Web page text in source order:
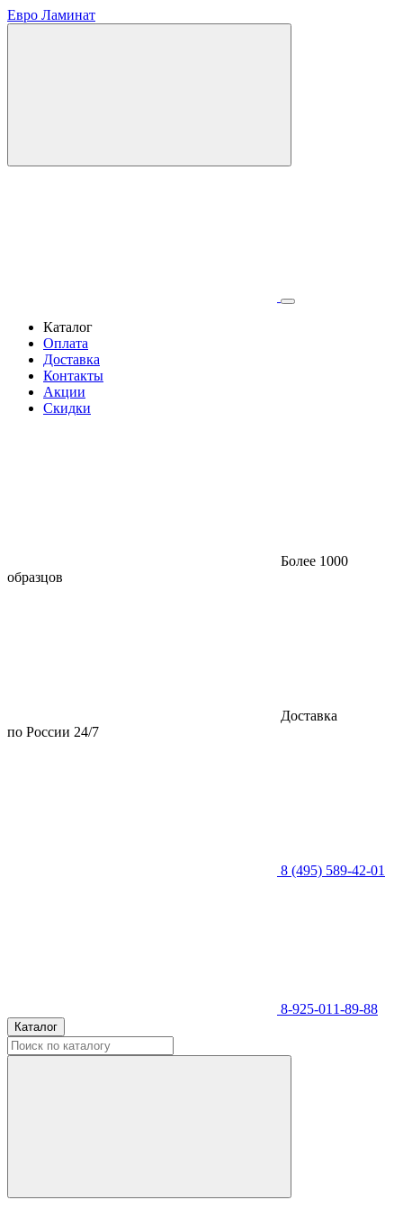
Евро Ламинат
Каталог
Оплата
Доставка
Контакты
Акции
Скидки
Более 1000
образцов
Доставка
по России 24/7
8 (495) 589-42-01
8-925-011-89-88
Каталог